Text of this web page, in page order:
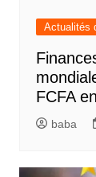
Actualités
FCFA
baba